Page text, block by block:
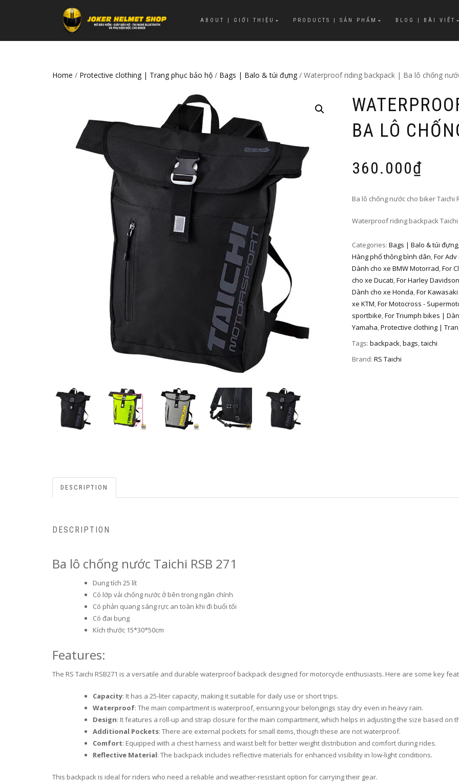
ABOUT | GIỚI THIỆU PRODUCTS | SẢN PHẨM BLOG | BÀI VIẾT
Home / Protective clothing | Trang phục bảo hộ / Bags | Balo & túi đựng / Waterproof riding backpack | Ba lô chống
BA LÔ
360.000₫
Ba lô chống nước cho biker Taichi
Waterproof riding backpack Taichi
Categories: Bags | Balo & túi đựng,
Hàng phổ thông bình dân,For
Dành cho xe BMW Motorrad,For
cho xe Ducati,For Harley
Dành cho xe Honda,For
xe KTM,For Motocross -
sportbike,For Triumph bikes |
Yamaha,Protective clothing |
Tags: backpack,bags,taichi
Brand: RS Taichi
DESCRIPTION
DESCRIPTION
Ba lô chống nước Taichi RSB 271
Dung tích 25 lít
Có lớp vải chống nước ở bên trong ngăn chính
Có phản quang sáng rực an toàn khi đi buổi tối
Có đai bụng
Kích thước 15*30*50cm
Features:
The RS Taichi RSB271 is a versatile and durable waterproof backpack designed for motorcycle enthusiasts. Here are some key
Capacity: It has a 25-liter capacity, making it suitable for daily use or short trips.
Waterproof: The main compartment is waterproof, ensuring your belongings stay dry even in heavy rain.
Design: It features a roll-up and strap closure for the main compartment, which helps in adjusting the size based on
Additional Pockets: There are external pockets for small items, though these are not waterproof.
Comfort: Equipped with a chest harness and waist belt for better weight distribution and comfort during rides.
Reflective Material: The backpack includes reflective materials for enhanced visibility in low-light conditions.
This backpack is ideal for riders who need a reliable and weather-resistant option for carrying their gear.